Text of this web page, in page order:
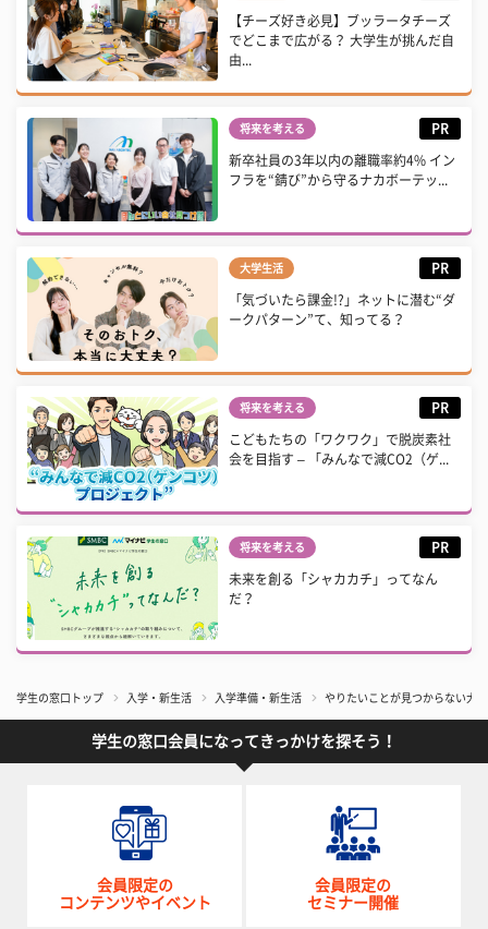
【チーズ好き必見】ブッラータチーズ
でどこまで広がる？ 大学生が挑んだ自
由...
将来を考える PR
新卒社員の3年以内の離職率約4% イン
フラを“錆び”から守るナカボーテッ...
大学生活 PR
「気づいたら課金!?」ネットに潜む“ダ
ークパターン”て、知ってる？
将来を考える PR
こどもたちの「ワクワク」で脱炭素社
会を目指す – 「みんなで減CO2（ゲ...
将来を考える PR
未来を創る「シャカカチ」ってなん
だ？
学生の窓口トップ 入学・新生活 入学準備・新生活 やりたいことが見つからない大
学生の窓口会員になってきっかけを探そう！
会員限定の
コンテンツやイベント
会員限定の
セミナー開催